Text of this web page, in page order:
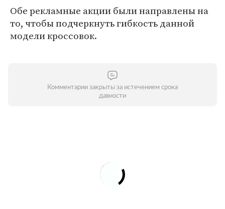
Обе рекламные акции были направлены на
то, чтобы подчеркнуть гибкость данной
модели кроссовок.
Комментарии закрыты за истечением срока
давности